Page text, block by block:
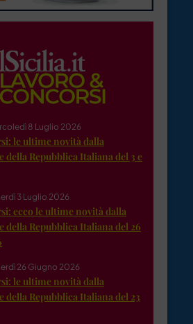
8 Luglio 2026
le ultime novità dalla
della Repubblica Italiana del 3 e
3 Luglio 2026
ecco le ultime novità dalla
della Repubblica Italiana del 26
26 Giugno 2026
le ultime novità dalla
della Repubblica Italiana del 23